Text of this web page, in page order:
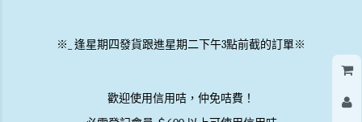
※ 逢星期四發貨跟進星期二下午3點前截的訂單※
歡迎使用信用咭，仲免咭費！